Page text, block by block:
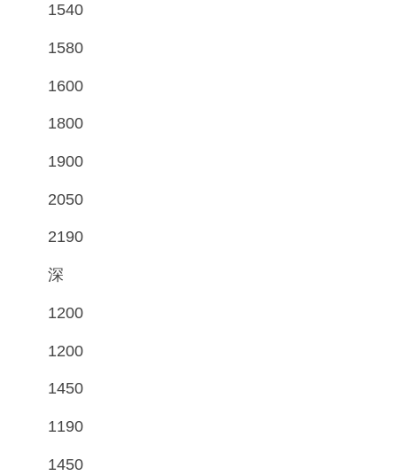
1540
1580
1600
1800
1900
2050
2190
深
1200
1200
1450
1190
1450